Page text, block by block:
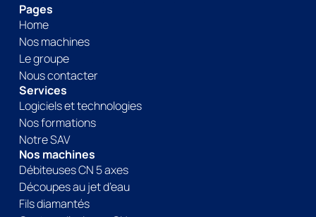
Pages
Home
Nos machines
Le groupe
Nous contacter
Services
Logiciels et technologies
Nos formations
Notre SAV
Nos machines
Débiteuses CN 5 axes
Découpes au jet d’eau
Fils diamantés